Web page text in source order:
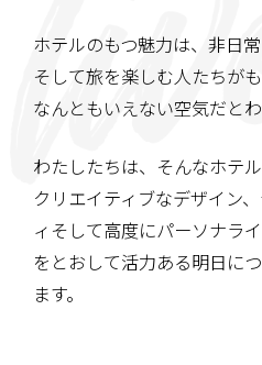
ホテルのもつ魅力は、非日
そして旅を楽しむ人たちが
なんともいえない空気だと
わたしたちは、そんなホテ
クリエイティブなデザイン
ィ そして高度にパーソナラ
を とおして活力ある明日に
ます。